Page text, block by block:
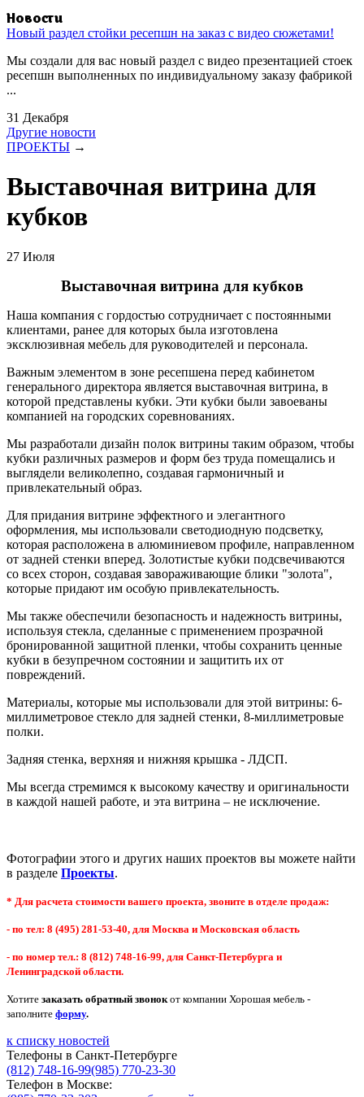
Новости
Новый раздел стойки ресепшн на заказ с видео сюжетами!
Мы создали для вас новый раздел с видео презентацией стоек
ресепшн выполненных по индивидуальному заказу фабрикой
...
31 Декабря
Другие новости
ПРОЕКТЫ →
Выставочная витрина для
кубков
27 Июля
Выставочная витрина для кубков
Наша компания с гордостью сотрудничает с постоянными
клиентами, ранее для которых была изготовлена
эксклюзивная мебель для руководителей и персонала.
Важным элементом в зоне ресепшена перед кабинетом
генерального директора является выставочная витрина, в
которой представлены кубки. Эти кубки были завоеваны
компанией на городских соревнованиях.
Мы разработали дизайн полок витрины таким образом, чтобы
кубки различных размеров и форм без труда помещались и
выглядели великолепно, создавая гармоничный и
привлекательный образ.
Для придания витрине эффектного и элегантного
оформления, мы использовали светодиодную подсветку,
которая расположена в алюминиевом профиле, направленном
от задней стенки вперед. Золотистые кубки подсвечиваются
со всех сторон, создавая завораживающие блики "золота",
которые придают им особую привлекательность.
Мы также обеспечили безопасность и надежность витрины,
используя стекла, сделанные с применением прозрачной
бронированной защитной пленки, чтобы сохранить ценные
кубки в безупречном состоянии и защитить их от
повреждений.
Материалы, которые мы использовали для этой витрины: 6-
миллиметровое стекло для задней стенки, 8-миллиметровые
полки.
Задняя стенка, верхняя и нижняя крышка - ЛДСП.
Мы всегда стремимся к высокому качеству и оригинальности
в каждой нашей работе, и эта витрина – не исключение.
Фотографии этого и других наших проектов вы можете найти
в разделе Проекты.
* Для расчета стоимости вашего проекта, звоните в отделе продаж:
- по тел: 8 (495) 281-53-40, для Москва и Московская область
- по номер тел.: 8 (812) 748-16-99, для Санкт-Петербурга и
Ленинградской области.
Хотите заказать обратный звонок от компании Хорошая мебель -
заполните форму.
к списку новостей
Телефоны в Санкт-Петербурге
(812) 748-16-99(985) 770-23-30
Телефон в Москве: